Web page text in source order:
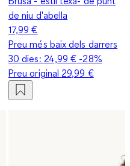
de niu d'abella
17,99 €
Preu més baix dels darrers
30 dies: 24,99 € -28%
Preu original 29,99 €